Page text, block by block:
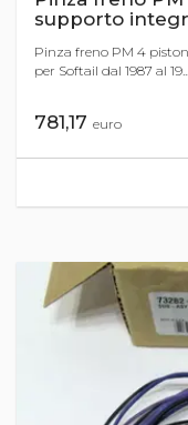
supporto
Pinza freno PM 4
per Softail dal 1987 al 19...
781,17 euro